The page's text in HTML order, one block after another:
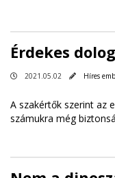
Érdekes
2021.05.02 Híres
A szakértők szerint az
számukra még